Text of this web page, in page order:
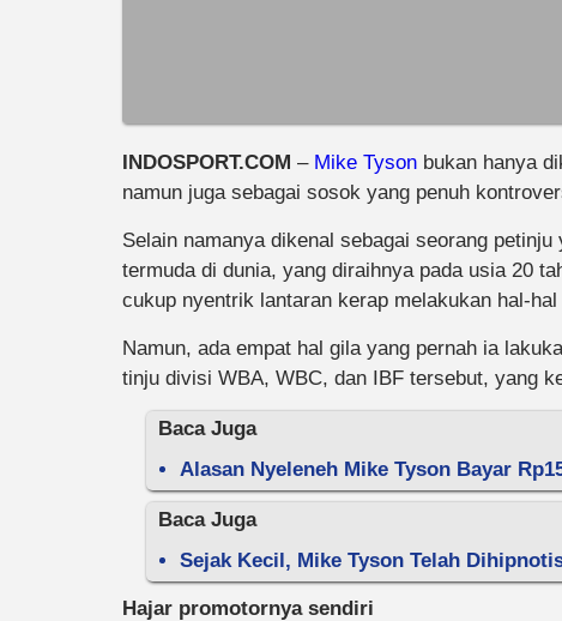
INDOSPORT.COM – Mike Tyson bukan hanya
namun juga sebagai sosok yang penuh
Selain namanya dikenal sebagai seorang
termuda di dunia, yang diraihnya pada usia 20
cukup nyentrik lantaran kerap melakukan hal-
Namun, ada empat hal gila yang pernah ia
tinju divisi WBA, WBC, dan IBF tersebut, yang
Baca Juga
Alasan Nyeleneh Mike Tyson Bayar
Baca Juga
Sejak Kecil, Mike Tyson Telah
Hajar promotornya sendiri